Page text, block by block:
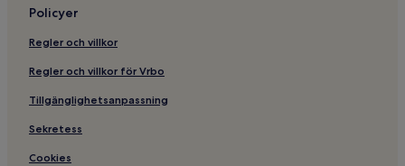
Hotell i närheten av Judiska museet
Hotell i närheten av Stockholm Waterfront Congress
Policyer
Regler och villkor
Regler och villkor för Vrbo
Tillgänglighetsanpassning
Sekretess
Cookies